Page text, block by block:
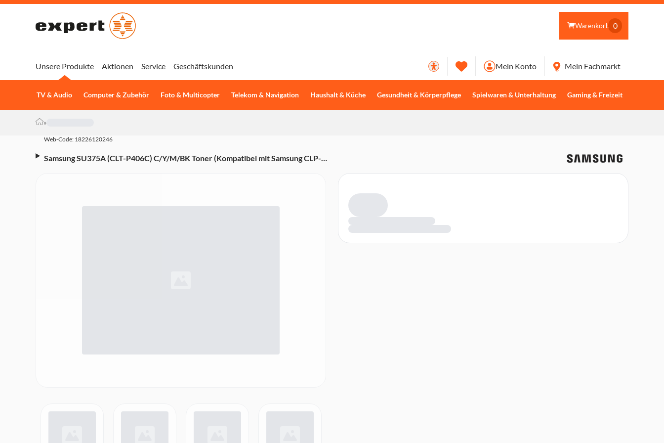
Warenkorb 0
Unsere Produkte
TV & Audio Computer & Zubehör Foto & Multicopter Telekom & Navigation Haushalt & Küche Gesundheit & Körperpflege Spielwaren & Unterhaltung Gaming & Freizeit
Aktionen Service Geschäftskunden Mein Konto Mein Fachmarkt
»
Web-Code: 18226120246
Samsung SU375A (CLT-P406C) C/Y/M/BK Toner (Kompatibel mit Samsung CLP-